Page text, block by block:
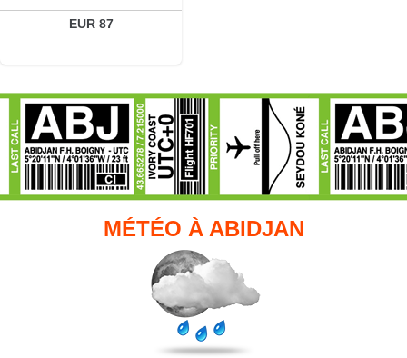
EUR 87
Réserver
MÉTÉO À ABIDJAN